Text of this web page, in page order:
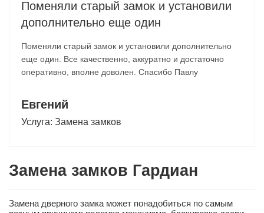
Замена замков Гардиан
Замена дверного замка может понадобиться по самым
Поменяли старый замок и установили
дополнительно еще один
Поменяли старый замок и установили дополнительно
еще один. Все качественно, аккуратно и достаточно
оперативно, вполне доволен. Спасибо Павлу
Евгений
Услуга: Замена замков